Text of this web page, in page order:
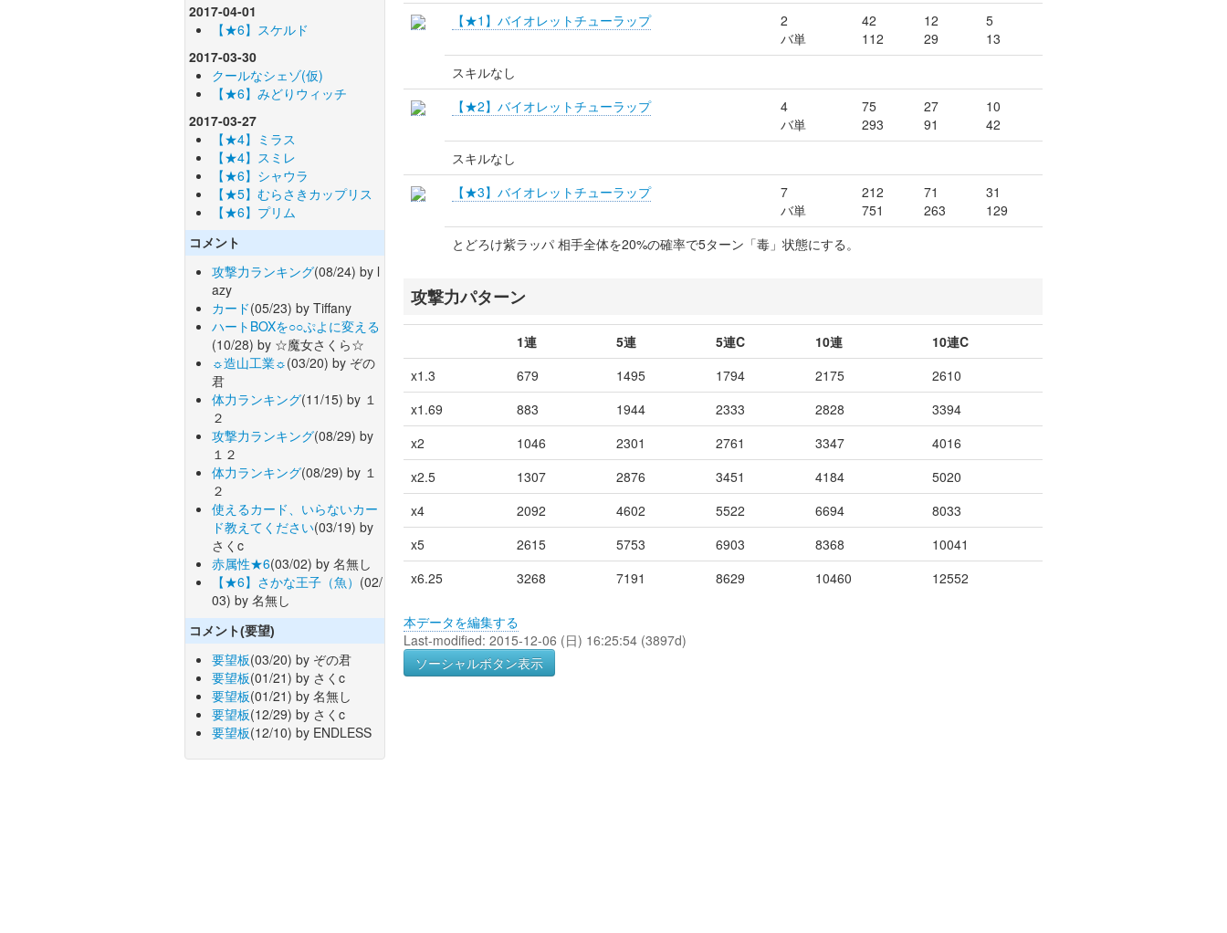
2017-04-01
【★6】スケルド
2017-03-30
クールなシェゾ(仮)
【★6】みどりウィッチ
2017-03-27
【★4】ミラス
【★4】スミレ
【★6】シャウラ
【★5】むらさきカップリス
【★6】プリム
コメント
攻撃力ランキング(08/24) by l
azy
カード(05/23) by Tiffany
ハートBOXを○○ぷよに変える
(10/28) by ☆魔女さくら☆
☼造山工業☼(03/20) by ぞの
君
体力ランキング(11/15) by １
２
攻撃力ランキング(08/29) by
１２
体力ランキング(08/29) by １
２
使えるカード、いらないカー
ド教えてください(03/19) by
さくc
赤属性★6(03/02) by 名無し
【★6】さかな王子（魚） (02/
03) by 名無し
コメント(要望)
要望板(03/20) by ぞの君
要望板(01/21) by さくc
要望板(01/21) by 名無し
要望板(12/29) by さくc
要望板(12/10) by ENDLESS
【★1】バイオレットチューラップ
2
バ単
42
112
12
29
5
13
スキルなし
【★2】バイオレットチューラップ
4
バ単
75
293
27
91
10
42
スキルなし
【★3】バイオレットチューラップ
7
バ単
212
751
71
263
31
129
とどろけ紫ラッパ 相手全体を20%の確率で5ターン「毒」状態にする。
攻撃力パターン
1連 5連 5連C 10連
10連C
x1.3
679 1495 1794 2175
2610
x1.69
883 1944 2333 2828
3394
x2
1046 2301 2761 3347
4016
x2.5
1307 2876 3451 4184
5020
x4
2092 4602 5522 6694
8033
x5
2615 5753 6903 8368
10041
x6.25
3268 7191 8629 10460 12552
本データを編集する
Last-modified: 2015-12-06 (日) 16:25:54 (3897d)
ソーシャルボタン表示